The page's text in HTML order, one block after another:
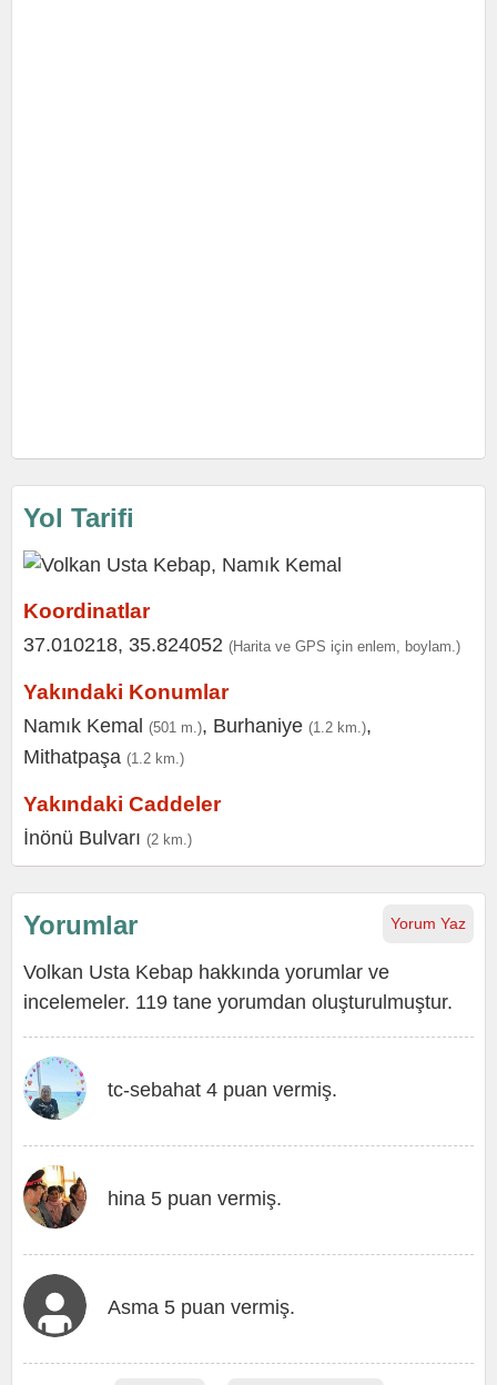
Yol Tarifi
Koordinatlar
37.010218, 35.824052 (Harita ve GPS için enlem, boylam.)
Yakındaki Konumlar
Namık Kemal (501 m.), Burhaniye (1.2 km.),
Mithatpaşa (1.2 km.)
Yakındaki Caddeler
İnönü Bulvarı (2 km.)
Yorum Yaz
Yorumlar
Volkan Usta Kebap hakkında yorumlar ve
incelemeler. 119 tane yorumdan oluşturulmuştur.
tc-sebahat 4 puan vermiş.
hina 5 puan vermiş.
Asma 5 puan vermiş.